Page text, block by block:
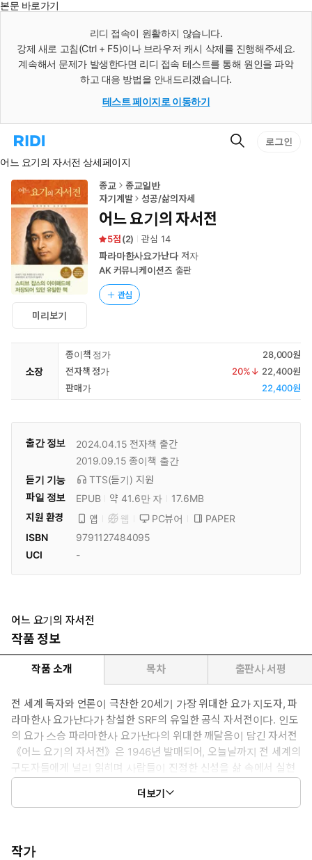
본문 바로가기
리디 접속이 원활하지 않습니다.
강제 새로 고침(Ctrl + F5)이나 브라우저 캐시 삭제를 진행해주세요.
계속해서 문제가 발생한다면 리디 접속 테스트를 통해 원인을 파악
하고 대응 방법을 안내드리겠습니다.
테스트 페이지로 이동하기
리
홈
로
이
동
검
로그인
어느 요기의 자서전 상세페이지
미리보기
종교
종교일반
자기계발
성공/삶의자세
어느 요기의 자서전
5 (2) 관심 14
파라마한사요가난다저자
AK 커뮤니케이션즈 출판
관심
소장
종이책 정가
28,000원
전자책 정가
20%↓ 22,400원
판매가
22,400원
출간 정보 2024.04.15 전자책 출간
2019.09.15 종이책 출간
듣기 기능
TTS(듣기) 지원
파일 정보
EPUB 약 41.6만 자
17.6MB
지원 환경
앱 웹 PC뷰어
PAPER
ISBN
9791127484095
UCI
-
어느 요기의 자서전
작품 정보
작품 소개 목차 출판사 서평
전 세계 독자와 언론이 극찬한 20세기 가장 위대한 요가 지도자, 파
라마한사 요가난다가 창설한 SRF의 유일한 공식 자서전이다. 인도
의 요가 스승 파라마한사 요가난다의 위대한 깨달음이 담긴 자서전
《어느 요기의 자서전》은 1946년 발매되어, 오늘날까지 전 세계의
구도자들에게 널리 읽히며 사람들이 진정한 신성을 삶 속에서 실현
할 수 있도록 기여하고 있다. 수많은 독자와 언론들의 극찬이 이어
지며, 20세기 100대 영성 도서로 선정되었다.
더보기
작가